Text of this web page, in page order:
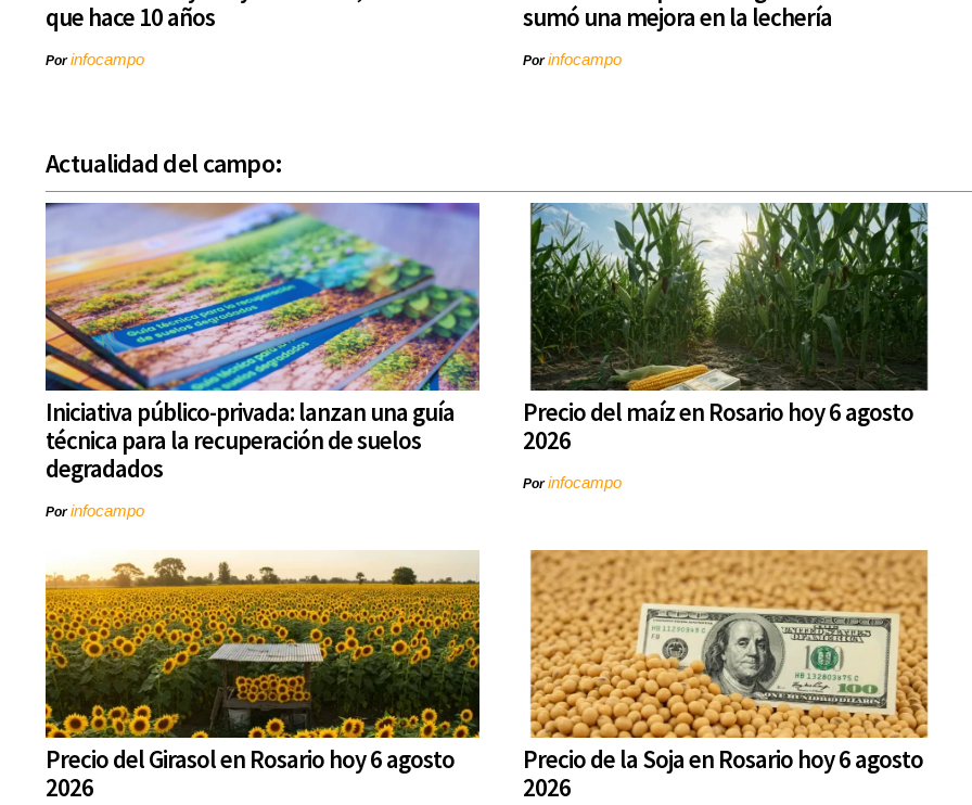
que hace 10 años
Porinfocampo
sumó una mejora en la lechería
Porinfocampo
Actualidad del campo:
Iniciativa público-privada: lanzan una guía
técnica para la recuperación de suelos
degradados
Porinfocampo
Precio del maíz en Rosario hoy 6 agosto
2026
Porinfocampo
Precio del Girasol en Rosario hoy 6 agosto
2026
Precio de la Soja en Rosario hoy 6 agosto
2026